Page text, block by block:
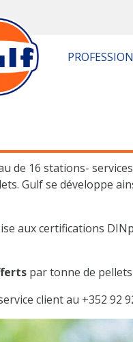
de 16 stations-
Gulf se développe
aux certifications
par tonne de
client au +352 92